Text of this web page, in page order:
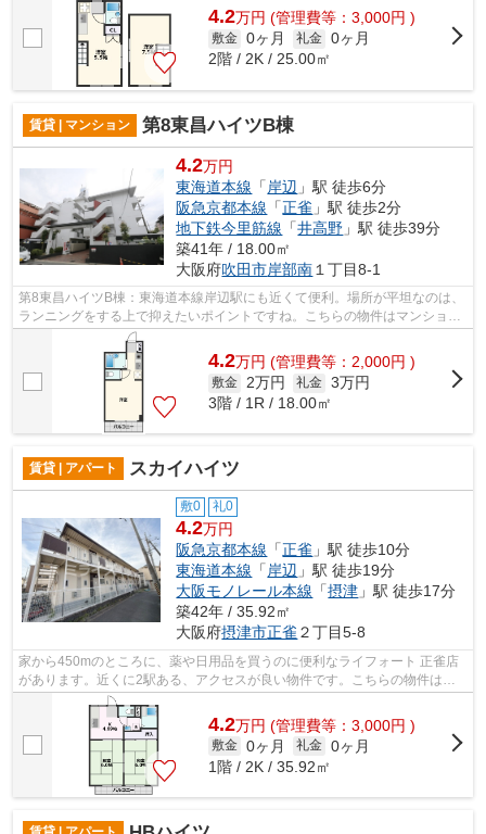
4.2万円 (管理費等：3,000円 )
敷金 0ヶ月 礼金 0ヶ月
2階 / 2K / 25.00㎡
賃貸 | マンション 第8東昌ハイツB棟
4.2万円
東海道本線 「岸辺 」駅 徒歩6分
阪急京都本線 「正雀 」駅 徒歩2分
地下鉄今里筋線 「井高野 」駅 徒歩39分
築41年 / 18.00㎡
大阪府吹田市岸部南 １丁目8-1
第8東昌ハイツB棟：東海道本線岸辺駅にも近くて便利。場所が平坦なのは、
ランニングをする上で抑えたいポイントですね。こちらの物件はマンション
です。共用部には敷地内ごみ置き場・...
4.2万円 (管理費等：2,000円 )
敷金 2万円 礼金 3万円
3階 / 1R / 18.00㎡
賃貸 | アパート スカイハイツ
敷0 礼0
4.2万円
阪急京都本線 「正雀 」駅 徒歩10分
東海道本線 「岸辺 」駅 徒歩19分
大阪モノレール本線 「摂津 」駅 徒歩17分
築42年 / 35.92㎡
大阪府摂津市正雀 ２丁目5-8
家から450mのところに、薬や日用品を買うのに便利なライフォート 正雀店
があります。近くに2駅ある、アクセスが良い物件です。こちらの物件はア
パートです。大きな地震の対策になる軽...
4.2万円 (管理費等：3,000円 )
敷金 0ヶ月 礼金 0ヶ月
1階 / 2K / 35.92㎡